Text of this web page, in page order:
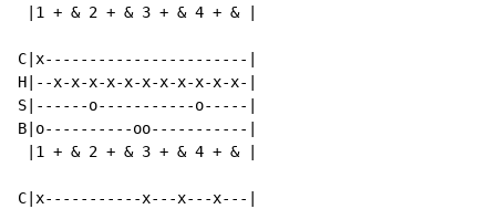
|1 + & 2 + & 3 + & 4 + & |
C|x-----------------------|
H|--x-x-x-x-x-x-x-x-x-x-x-|
S|------o-----------o-----|
B|o----------oo-----------|
|1 + & 2 + & 3 + & 4 + & |
C|x-----------x---x---x---|